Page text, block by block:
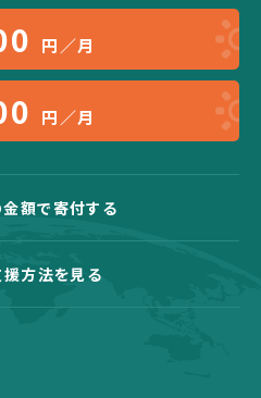
円／月
円／月
額で寄付する
方法を見る